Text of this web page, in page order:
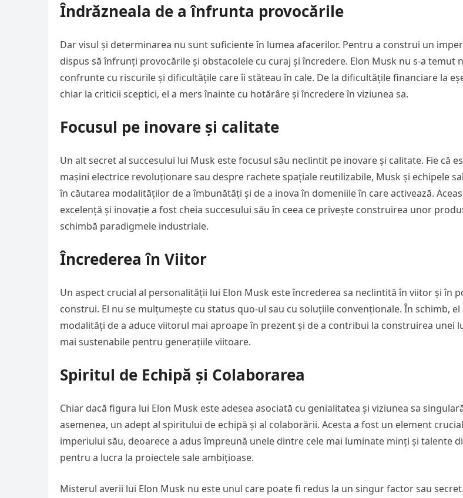
Îndrăzneala de a înfrunta provocările
Dar visul și determinarea nu sunt suficiente în lumea afacerilor. Pentru a construi un
dispus să înfrunți provocările și obstacolele cu curaj și încredere. Elon Musk nu s-a temut
confrunte cu riscurile și dificultățile care îi stăteau în cale. De la dificultățile financiare la
chiar la criticii sceptici, el a mers înainte cu hotărâre și încredere în viziunea sa.
Focusul pe inovare și calitate
Un alt secret al succesului lui Musk este focusul său neclintit pe inovare și calitate. Fie că
mașini electrice revoluționare sau despre rachete spațiale reutilizabile, Musk și echipele
în căutarea modalităților de a îmbunătăți și de a inova în domeniile în care activează.
excelență și inovație a fost cheia succesului său în ceea ce privește construirea unor
schimbă paradigmele industriale.
Încrederea în Viitor
Un aspect crucial al personalității lui Elon Musk este încrederea sa neclintită în viitor și în
construi. El nu se mulțumește cu status quo-ul sau cu soluțiile convenționale. În schimb,
modalități de a aduce viitorul mai aproape în prezent și de a contribui la construirea unei
mai sustenabile pentru generațiile viitoare.
Spiritul de Echipă și Colaborarea
Chiar dacă figura lui Elon Musk este adesea asociată cu genialitatea și viziunea sa
asemenea, un adept al spiritului de echipă și al colaborării. Acesta a fost un element
imperiului său, deoarece a adus împreună unele dintre cele mai luminate minți și talente
pentru a lucra la proiectele sale ambițioase.
Misterul averii lui Elon Musk nu este unul care poate fi redus la un singur factor sau